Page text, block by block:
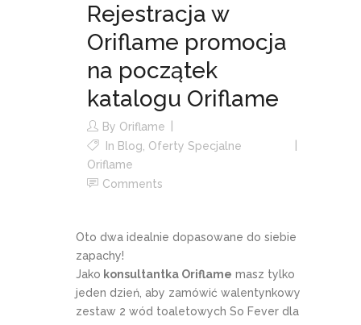
Rejestracja w
Oriflame promocja
na początek
katalogu Oriflame
By Oriflame
In Blog Oferty Specjalne
Oriflame
Comments
Oto dwa idealnie dopasowane do siebie
zapachy!
Jako konsultantka Oriflame masz tylko
jeden dzień, aby zamówić walentynkowy
zestaw 2 wód toaletowych So Fever dla